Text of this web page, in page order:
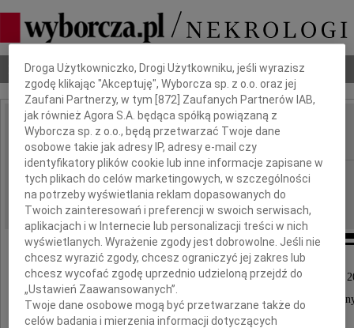
Nekrologi Odeszli Poradnik pogrzebowy
IMIĘ I NAZWISKO: Jerzy Sitarz
REGION: Poznań
DATA EMISJI: 16.11.2011
Z głębokim żalem zawiadamiamy, że dnia 12 listopada
po długiej chorobie odszedł od nas nasz
Mąż, Tata i Dziadek
Dbamy o Twoją prywatność
Droga Użytkowniczko, Drogi Użytkowniku, jeśli wyrazisz
zgodę klikając "Akceptuję", Wyborcza sp. z o.o. oraz jej
Zaufani Partnerzy, w tym [872 ] Zaufanych Partnerów IAB,
jak również Agora S.A. będąca spółką powiązaną z
Wyborcza sp. z o.o., będą przetwarzać Twoje dane
osobowe takie jak adresy IP, adresy e-mail czy
identyfikatory plików cookie lub inne informacje zapisane w
tych plikach do celów marketingowych, w szczególności
na potrzeby wyświetlania reklam dopasowanych do
Twoich zainteresowań i preferencji w swoich serwisach,
aplikacjach i w Internecie lub personalizacji treści w nich
wyświetlanych. Wyrażenie zgody jest dobrowolne. Jeśli nie
chcesz wyrazić zgody, chcesz ograniczyć jej zakres lub
chcesz wycofać zgodę uprzednio udzieloną przejdź do
„Ustawień Zaawansowanych”.
Twoje dane osobowe mogą być przetwarzane także do
celów badania i mierzenia informacji dotyczących